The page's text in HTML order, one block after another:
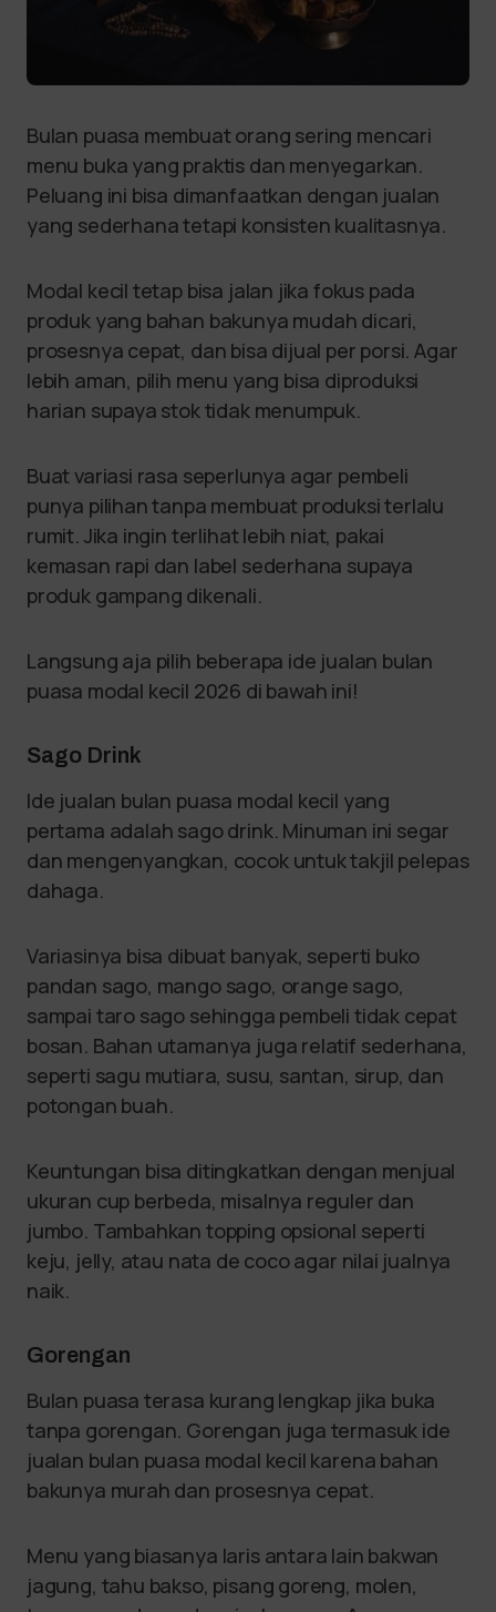
Bulan puasa membuat orang sering mencari
menu buka yang praktis dan menyegarkan.
Peluang ini bisa dimanfaatkan dengan jualan
yang sederhana tetapi konsisten kualitasnya.
Modal kecil tetap bisa jalan jika fokus pada
produk yang bahan bakunya mudah dicari,
prosesnya cepat, dan bisa dijual per porsi. Agar
lebih aman, pilih menu yang bisa diproduksi
harian supaya stok tidak menumpuk.
Buat variasi rasa seperlunya agar pembeli
punya pilihan tanpa membuat produksi terlalu
rumit. Jika ingin terlihat lebih niat, pakai
kemasan rapi dan label sederhana supaya
produk gampang dikenali.
Langsung aja pilih beberapa ide jualan bulan
puasa modal kecil 2026 di bawah ini!
Sago Drink
Ide jualan bulan puasa modal kecil yang
pertama adalah sago drink. Minuman ini segar
dan mengenyangkan, cocok untuk takjil pelepas
dahaga.
Variasinya bisa dibuat banyak, seperti buko
pandan sago, mango sago, orange sago,
sampai taro sago sehingga pembeli tidak cepat
bosan. Bahan utamanya juga relatif sederhana,
seperti sagu mutiara, susu, santan, sirup, dan
potongan buah.
Keuntungan bisa ditingkatkan dengan menjual
ukuran cup berbeda, misalnya reguler dan
jumbo. Tambahkan topping opsional seperti
keju, jelly, atau nata de coco agar nilai jualnya
naik.
Gorengan
Bulan puasa terasa kurang lengkap jika buka
tanpa gorengan. Gorengan juga termasuk ide
jualan bulan puasa modal kecil karena bahan
bakunya murah dan prosesnya cepat.
Menu yang biasanya laris antara lain bakwan
jagung, tahu bakso, pisang goreng, molen,